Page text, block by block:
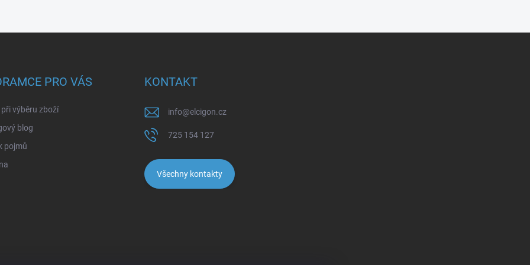
PRO VÁS
při výběru zboží
blog
pojmů
KONTAKT
info@elcigon.cz
725 154 127
Všechny kontakty